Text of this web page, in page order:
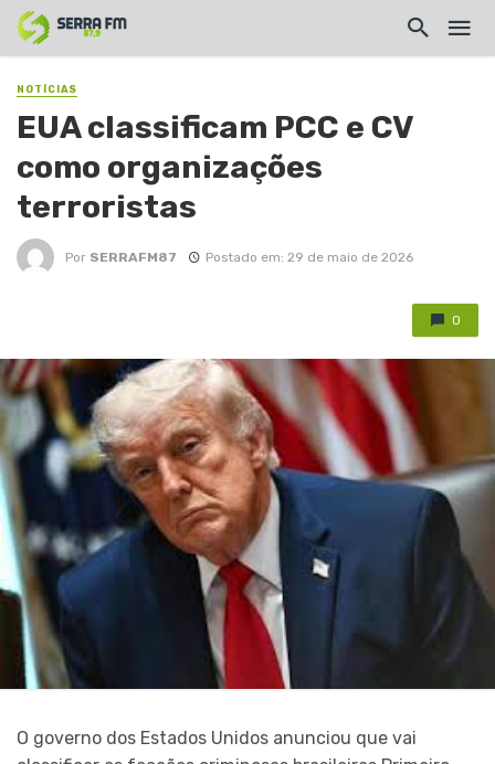
NOTÍCIAS
EUA classificam PCC e CV
como organizações
terroristas
Por SERRAFM87 Postado em: 29 de maio de 2026
0
O governo dos Estados Unidos anunciou que vai